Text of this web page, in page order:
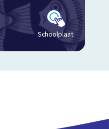
Schoolplaat